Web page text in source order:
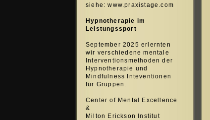
siehe: www.praxistage.com
Hypnotherapie im
Leistungssport
September 2025 erlernten
wir verschiedene mentale
Interventionsmethoden der
Hypnotherapie und
Mindfulness Inteventionen
für Gruppen.
Center of Mental Excellence
&
Milton Erickson Institut